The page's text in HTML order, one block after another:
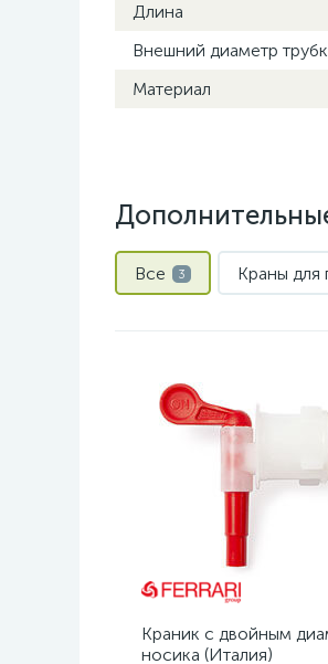
Длина
Внешний диаметр
Материал
Все 3 Краны для
Краник с двойным
носика (Италия)